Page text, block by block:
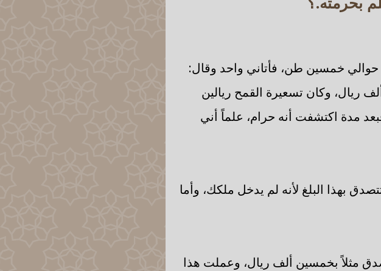
حوالي خمسين طن، فأتاني واحد وقال:
ريال، وكان تسعيرة القمح ريالين
مدة اكتشفت أنه حرام، علماً أني
بهذا البلغ لأنه لم يدخل ملكك، وأما
مثلاً بخمسين ألف ريال، وعملت هذا